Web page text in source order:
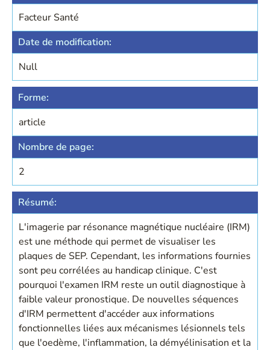
Facteur Santé
Date de modification:
Null
Forme:
article
Nombre de page:
2
Résumé:
L'imagerie par résonance magnétique nucléaire (IRM)
est une méthode qui permet de visualiser les
plaques de SEP. Cependant, les informations fournies
sont peu corrélées au handicap clinique. C'est
pourquoi l'examen IRM reste un outil diagnostique à
faible valeur pronostique. De nouvelles séquences
d'IRM permettent d'accéder aux informations
fonctionnelles liées aux mécanismes lésionnels tels
que l'oedème, l'inflammation, la démyélinisation et la